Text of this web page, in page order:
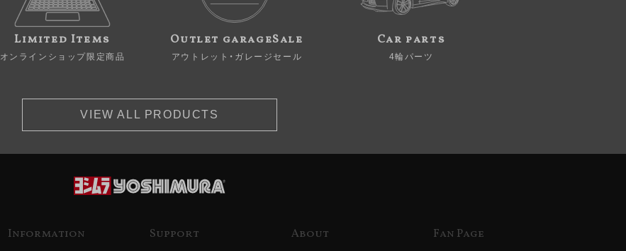
Limited Items
オンラインショップ限定商品
Outlet garageSale
アウトレット・ガレージセール
Car parts
4輪パーツ
VIEW ALL PRODUCTS
Information Support About Fan Page